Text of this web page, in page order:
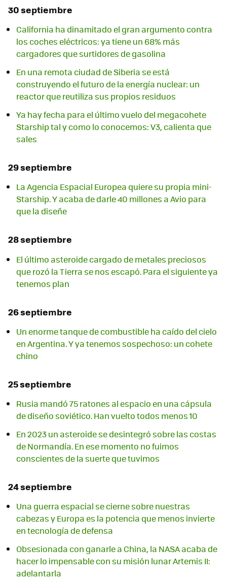
30 septiembre
California ha dinamitado el gran argumento contra
los coches eléctricos: ya tiene un 68% más
cargadores que surtidores de gasolina
En una remota ciudad de Siberia se está
construyendo el futuro de la energía nuclear: un
reactor que reutiliza sus propios residuos
Ya hay fecha para el último vuelo del megacohete
Starship tal y como lo conocemos: V3, calienta que
sales
29 septiembre
La Agencia Espacial Europea quiere su propia mini-
Starship. Y acaba de darle 40 millones a Avio para
que la diseñe
28 septiembre
El último asteroide cargado de metales preciosos
que rozó la Tierra se nos escapó. Para el siguiente ya
tenemos plan
26 septiembre
Un enorme tanque de combustible ha caído del cielo
en Argentina. Y ya tenemos sospechoso: un cohete
chino
25 septiembre
Rusia mandó 75 ratones al espacio en una cápsula
de diseño soviético. Han vuelto todos menos 10
En 2023 un asteroide se desintegró sobre las costas
de Normandía. En ese momento no fuimos
conscientes de la suerte que tuvimos
24 septiembre
Una guerra espacial se cierne sobre nuestras
cabezas y Europa es la potencia que menos invierte
en tecnología de defensa
Obsesionada con ganarle a China, la NASA acaba de
hacer lo impensable con su misión lunar Artemis II:
adelantarla